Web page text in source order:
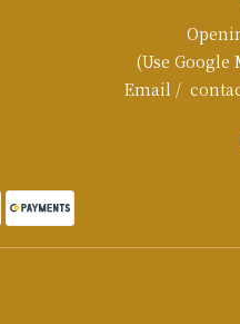
(Use Google
Email /